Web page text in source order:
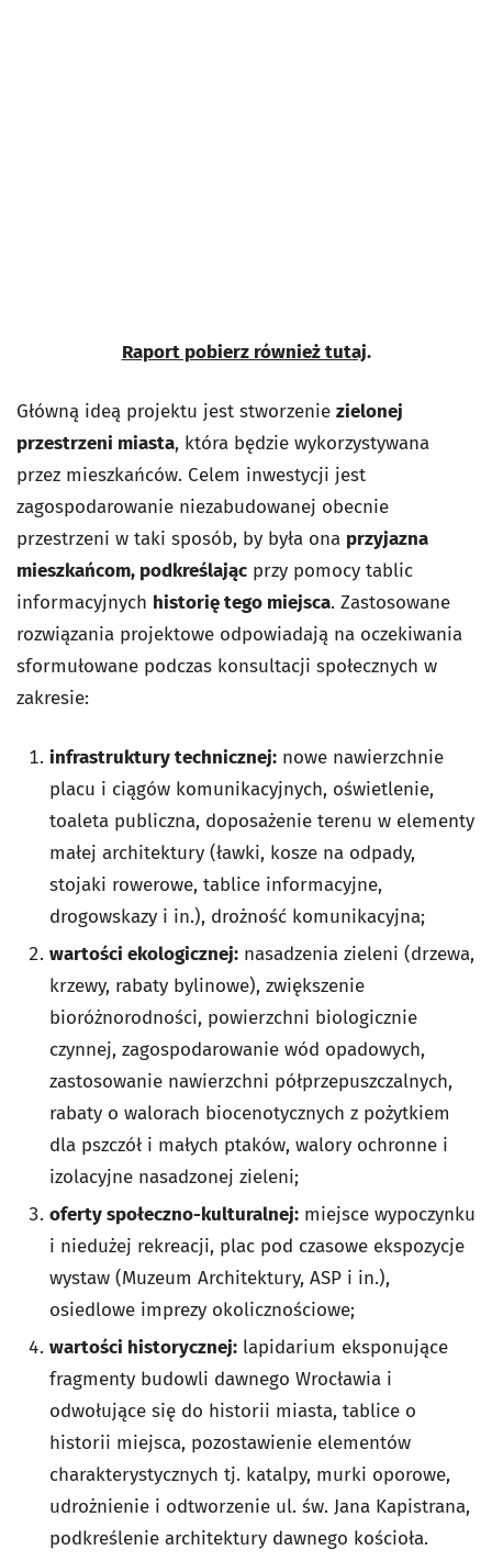
Raport pobierz również tutaj.
Główną ideą projektu jest stworzenie zielonej
przestrzeni miasta, która będzie wykorzystywana
przez mieszkańców. Celem inwestycji jest
zagospodarowanie niezabudowanej obecnie
przestrzeni w taki sposób, by była ona przyjazna
mieszkańcom, podkreślając przy pomocy tablic
informacyjnych historię tego miejsca. Zastosowane
rozwiązania projektowe odpowiadają na oczekiwania
sformułowane podczas konsultacji społecznych w
zakresie:
infrastruktury technicznej: nowe nawierzchnie
placu i ciągów komunikacyjnych, oświetlenie,
toaleta publiczna, doposażenie terenu w elementy
małej architektury (ławki, kosze na odpady,
stojaki rowerowe, tablice informacyjne,
drogowskazy i in.), drożność komunikacyjna;
wartości ekologicznej: nasadzenia zieleni (drzewa,
krzewy, rabaty bylinowe), zwiększenie
bioróżnorodności, powierzchni biologicznie
czynnej, zagospodarowanie wód opadowych,
zastosowanie nawierzchni półprzepuszczalnych,
rabaty o walorach biocenotycznych z pożytkiem
dla pszczół i małych ptaków, walory ochronne i
izolacyjne nasadzonej zieleni;
oferty społeczno-kulturalnej: miejsce wypoczynku
i niedużej rekreacji, plac pod czasowe ekspozycje
wystaw (Muzeum Architektury, ASP i in.),
osiedlowe imprezy okolicznościowe;
wartości historycznej: lapidarium eksponujące
fragmenty budowli dawnego Wrocławia i
odwołujące się do historii miasta, tablice o
historii miejsca, pozostawienie elementów
charakterystycznych tj. katalpy, murki oporowe,
udrożnienie i odtworzenie ul. św. Jana Kapistrana,
podkreślenie architektury dawnego kościoła.